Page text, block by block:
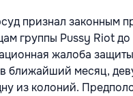
признал законным
группы Pussy Riot
жалоба
ближайший месяц,
из колоний.